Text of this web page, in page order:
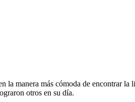
la manera más cómoda de encontrar la
otros en su día.